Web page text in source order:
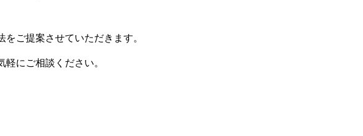
ご提案させていただきます。
にご相談ください。